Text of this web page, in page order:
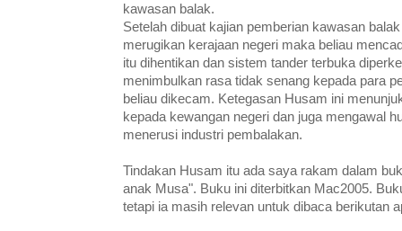
kawasan balak.
Setelah dibuat kajian pemberian kawasan
merugikan kerajaan negeri maka beliau
itu dihentikan dan sistem tander terbuka
menimbulkan rasa tidak senang kepada para
beliau dikecam. Ketegasan Husam ini
kepada kewangan negeri dan juga mengawal
menerusi industri pembalakan.
Tindakan Husam itu ada saya rakam dalam
anak Musa". Buku ini diterbitkan Mac2005.
tetapi ia masih relevan untuk dibaca berikutan